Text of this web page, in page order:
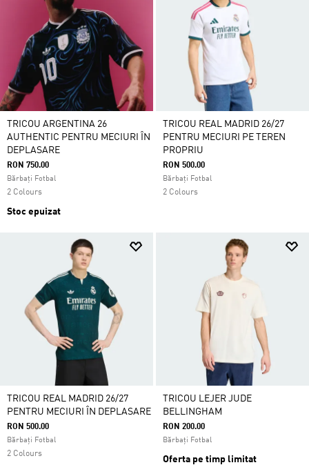
TRICOU ARGENTINA 26
AUTHENTIC PENTRU MECIURI ÎN
DEPLASARE
RON 750.00
Bărbați Fotbal
2 Colours
Stoc epuizat
TRICOU REAL MADRID 26/27
PENTRU MECIURI PE TEREN
PROPRIU
RON 500.00
Bărbați Fotbal
2 Colours
TRICOU REAL MADRID 26/27
PENTRU MECIURI ÎN DEPLASARE
RON 500.00
Bărbați Fotbal
2 Colours
TRICOU LEJER JUDE
BELLINGHAM
RON 200.00
Bărbați Fotbal
Oferta pe timp limitat